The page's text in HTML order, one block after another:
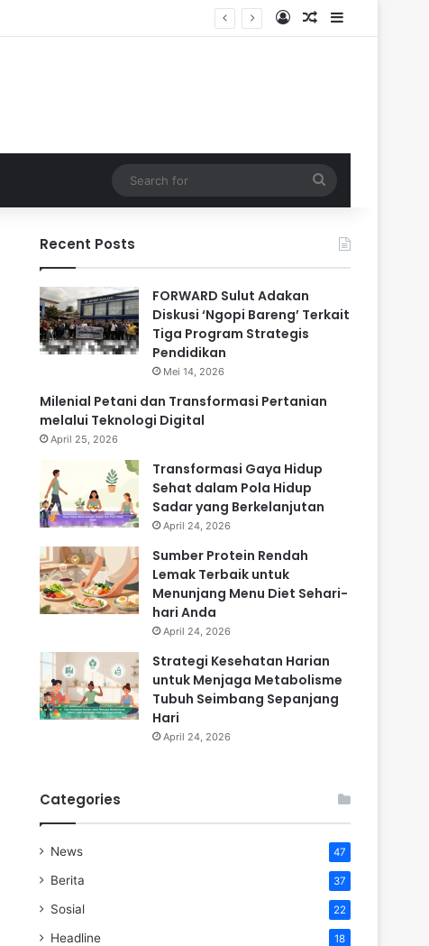
Log InRandom Article
Sidebar
for
Recent Posts
FORWARD Sulut Adakan
Diskusi ‘Ngopi Bareng’ Terkait
Tiga Program Strategis
Pendidikan
Mei 14, 2026
Milenial Petani dan Transformasi Pertanian
melalui Teknologi Digital
April 25, 2026
Transformasi Gaya Hidup
Sehat dalam Pola Hidup
Sadar yang Berkelanjutan
April 24, 2026
Sumber Protein Rendah
Lemak Terbaik untuk
Menunjang Menu Diet Sehari-
hari Anda
April 24, 2026
Strategi Kesehatan Harian
untuk Menjaga Metabolisme
Tubuh Seimbang Sepanjang
Hari
April 24, 2026
Categories
News 47
Berita 37
Sosial 22
Headline 18